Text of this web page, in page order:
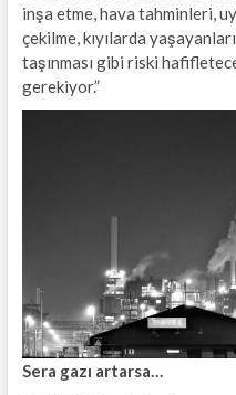
inşa etme, hava tahminleri,
çekilme, kıyılarda
taşınması gibi riski
gerekiyor.”
Sera gazı artarsa…